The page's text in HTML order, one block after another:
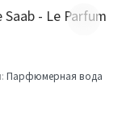
Saab - Le Parfum
Парфюмерная вода